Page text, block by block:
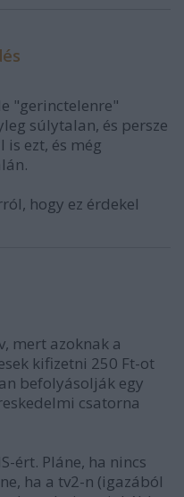
"gerinctelenre"
súlytalan, és persze
is ezt, és még
hogy ez érdekel
mert azoknak a
kifizetni 250 Ft-ot
befolyásolják egy
csatorna
ért. Pláne, ha nincs
ha a tv2-n (igazából